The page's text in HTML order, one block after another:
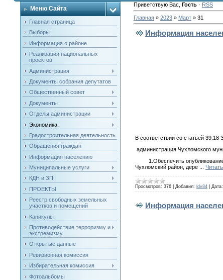
Меню Сайта
Главная страница
Выборы
Информация о районе
Реализация национальных
проектов
Администрация
Документы собрания депутатов
Общественный совет
Документы
Отделы администрации
Экономика
Градостроительная деятельность
Обращения граждан
Информация населению
Муниципальные услуги
КДН и ЗП
ПРОЕКТЫ
Реестр свободных земельных
участков и помещений
Каникулы
Противодействие терроризму и
экстремизму
Открытые данные
Ревизионная комиссия
Избирательная комиссия
Фотоальбомы
Приветствую Вас Гость· RSS
Главная» 2023 » Март » 31
Информация
В соответствии со статьей
администрация Чухломского
1.Обеспечить опубликование
Чухломский район, дере
Просмотров: 376 Добавил: ldv84 Дата:
Информация